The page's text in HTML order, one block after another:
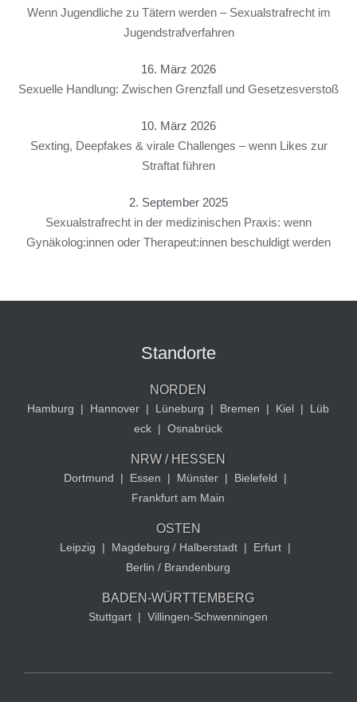
Wenn Jugendliche zu Tätern werden – Sexualstrafrecht im
Jugendstrafverfahren
16. März 2026
Sexuelle Handlung: Zwischen Grenzfall und Gesetzesverstoß
10. März 2026
Sexting, Deepfakes & virale Challenges – wenn Likes zur
Straftat führen
2. September 2025
Sexualstrafrecht in der medizinischen Praxis: wenn
Gynäkolog:innen oder Therapeut:innen beschuldigt werden
Standorte
NORDEN
Hamburg | Hannover | Lüneburg | Bremen | Kiel |
Lüb
eck | Osnabrück
NRW / HESSEN
Dortmund | Essen | Münster | Bielefeld
|
Frankfurt am Main
OSTEN
Leipzig | Magdeburg / Halberstadt | Erfurt |
Berlin / Brandenburg
BADEN-WÜRTTEMBERG
Stuttgart | Villingen-Schwenningen